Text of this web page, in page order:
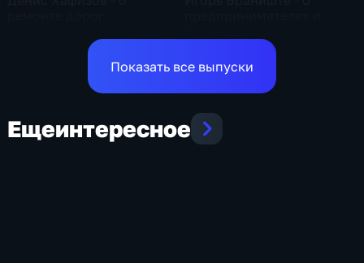
Показать все выпуски
Ещеинтересное